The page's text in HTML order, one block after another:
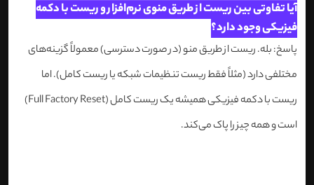
آیا تفاوتی بین ریست از طریق منوی نرم‌افزار و ریست با دکمه
فیزیکی وجود دارد؟
پاسخ: بله. ریست از طریق منو (در صورت دسترسی) معمولاً گزینه‌های
مختلفی دارد (مثلاً فقط ریست تنظیمات شبکه یا ریست کامل). اما
ریست با دکمه فیزیکی همیشه یک ریست کامل (Full Factory Reset)
است و همه چیز را پاک می‌کند.